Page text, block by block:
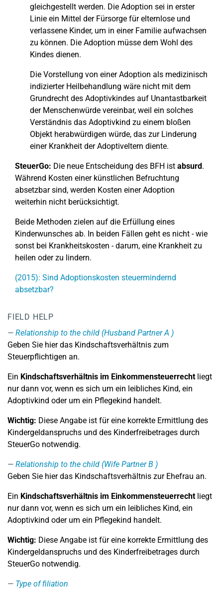
gleichgestellt werden. Die Adoption sei in erster
Linie ein Mittel der Fürsorge für elternlose und
verlassene Kinder, um in einer Familie aufwachsen
zu können. Die Adoption müsse dem Wohl des
Kindes dienen.
Die Vorstellung von einer Adoption als medizinisch
indizierter Heilbehandlung wäre nicht mit dem
Grundrecht des Adoptivkindes auf Unantastbarkeit
der Menschenwürde vereinbar, weil ein solches
Verständnis das Adoptivkind zu einem bloßen
Objekt herabwürdigen würde, das zur Linderung
einer Krankheit der Adoptiveltern diente.
SteuerGo: Die neue Entscheidung des BFH ist absurd.
Während Kosten einer künstlichen Befruchtung
absetzbar sind, werden Kosten einer Adoption
weiterhin nicht berücksichtigt.
Beide Methoden zielen auf die Erfüllung eines
Kinderwunsches ab. In beiden Fällen geht es nicht - wie
sonst bei Krankheitskosten - darum, eine Krankheit zu
heilen oder zu lindern.
(2015): Sind Adoptionskosten steuermindernd
absetzbar?
FIELD HELP
Relationship to the child (Husband Partner A )
Geben Sie hier das Kindschaftsverhältnis zum
Steuerpflichtigen an.
Ein Kindschaftsverhältnis im Einkommensteuerrechtliegt
nur dann vor, wenn es sich um ein leibliches Kind, ein
Adoptivkind oder um ein Pflegekind handelt.
Wichtig: Diese Angabe ist für eine korrekte Ermittlung des
Kindergeldanspruchs und des Kinderfreibetrages durch
SteuerGo notwendig.
Relationship to the child (Wife Partner B )
Geben Sie hier das Kindschaftsverhältnis zur Ehefrau an.
Ein Kindschaftsverhältnis im Einkommensteuerrechtliegt
nur dann vor, wenn es sich um ein leibliches Kind, ein
Adoptivkind oder um ein Pflegekind handelt.
Wichtig: Diese Angabe ist für eine korrekte Ermittlung des
Kindergeldanspruchs und des Kinderfreibetrages durch
SteuerGo notwendig.
Type of filiation